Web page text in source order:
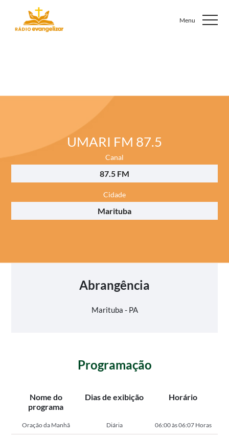
UMARI FM 87.5
Canal
87.5 FM
Cidade
Marituba
Abrangência
Marituba - PA
Programação
Nome do
programa
Dias de exibição Horário
Oração da Manhã Diária 06:00 às 06:07 Horas